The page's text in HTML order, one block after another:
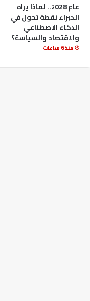
عام 2028.. لماذا يراه
الخبراء نقطة تحول في
الذكاء الاصطناعي
والاقتصاد والسياسة؟
منذ 6 ساعات